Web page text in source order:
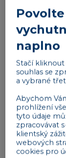
nákladového
účtuje ve
nákladového
Účet rezerv
znamená, že
naplno
Stačí kliknout
souhlas se
a vybrané
Abychom
prohlížení
tyto údaje
zpracovávat
klientský
webových
cookies pro